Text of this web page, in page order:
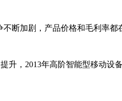
断加剧，产品价格和毛利率都
升，2013年高阶智能型移动